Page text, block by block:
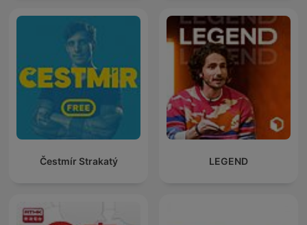
Čestmír Strakatý LEGEND